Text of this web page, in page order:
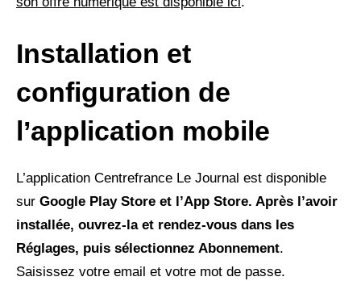
Installation et
configuration de
l’application mobile
L’application Centrefrance Le Journal est disponible
sur Google Play Store et l’App Store. Après l’avoir
installée, ouvrez-la et rendez-vous dans les
Réglages, puis sélectionnez Abonnement.
Saisissez votre email et votre mot de passe.